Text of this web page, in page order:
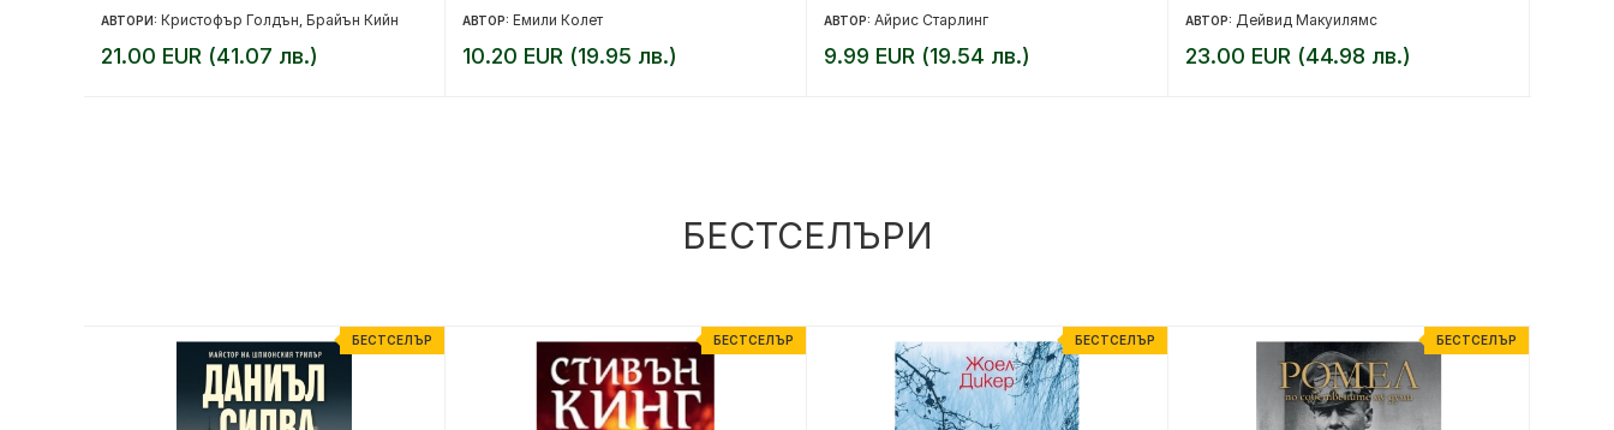
АВТОРИ: Кристофър Голдън Брайън Кийн
21.00 EUR (41.07 лв.)
АВТОР: Емили Колет
10.20 EUR (19.95 лв.)
АВТОР: Айрис Старлинг
9.99 EUR (19.54 лв.)
АВТОР: Дейвид Макуилямс
23.00 EUR (44.98 лв.)
БЕСТСЕЛЪРИ
БЕСТСЕЛЪР БЕСТСЕЛЪР БЕСТСЕЛЪР БЕСТСЕЛЪР